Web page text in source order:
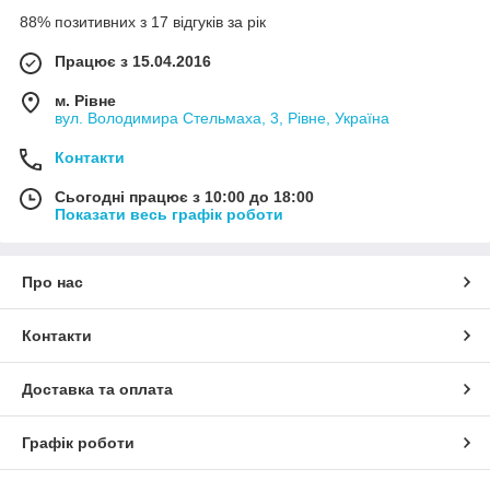
88% позитивних з 17 відгуків за рік
Працює з 15.04.2016
м. Рівне
вул. Володимира Стельмаха, 3, Рівне, Україна
Контакти
Сьогодні працює з 10:00 до 18:00
Показати весь графік роботи
Про нас
Контакти
Доставка та оплата
Графік роботи